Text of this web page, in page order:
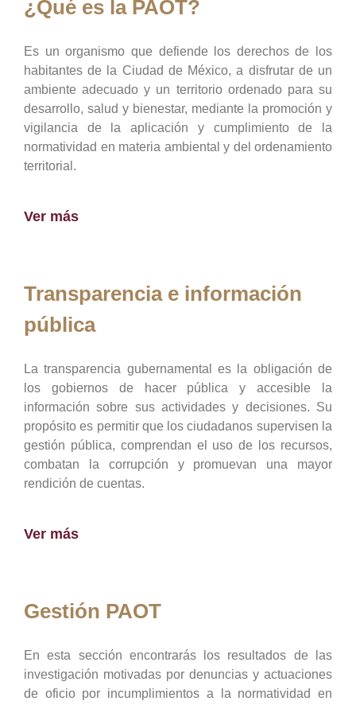
¿Qué es la PAOT?
Es un organismo que defiende los derechos de los
habitantes de la Ciudad de México, a disfrutar de un
ambiente adecuado y un territorio ordenado para su
desarrollo, salud y bienestar, mediante la promoción y
vigilancia de la aplicación y cumplimiento de la
normatividad en materia ambiental y del ordenamiento
territorial.
Ver más
Transparencia e información
pública
La transparencia gubernamental es la obligación de
los gobiernos de hacer pública y accesible la
información sobre sus actividades y decisiones. Su
propósito es permitir que los ciudadanos supervisen la
gestión pública, comprendan el uso de los recursos,
combatan la corrupción y promuevan una mayor
rendición de cuentas.
Ver más
Gestión PAOT
En esta sección encontrarás los resultados de las
investigación motivadas por denuncias y actuaciones
de oficio por incumplimientos a la normatividad en